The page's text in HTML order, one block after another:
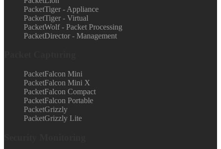
PacketTiger - Appliance
PacketTiger - Virtual
PacketWolf - Packet Processing
PacketDirector - Management
PacketFalcon Mini
PacketFalcon Mini X
PacketFalcon Compact
PacketFalcon Portable
PacketGrizzly
PacketGrizzly Lite